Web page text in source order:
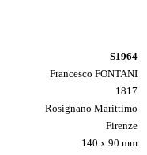
S1964
Francesco FONTANI
1817
Rosignano Marittimo
Firenze
140 x 90 mm